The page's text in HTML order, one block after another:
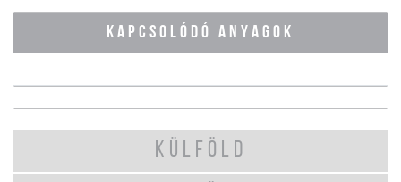
KAPCSOLÓDÓ ANYAGOK
KÜLFÖLD